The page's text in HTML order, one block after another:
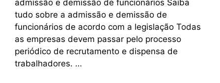
admissão e demissão de funcionários Saiba
tudo sobre a admissão e demissão de
funcionários de acordo com a legislação Todas
as empresas devem passar pelo processo
periódico de recrutamento e dispensa de
trabalhadores. …